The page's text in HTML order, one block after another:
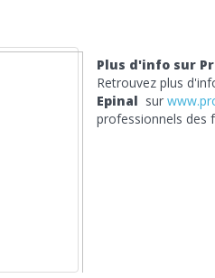
Plus d'info sur
Retrouvez plus
Epinal sur
professionnels des